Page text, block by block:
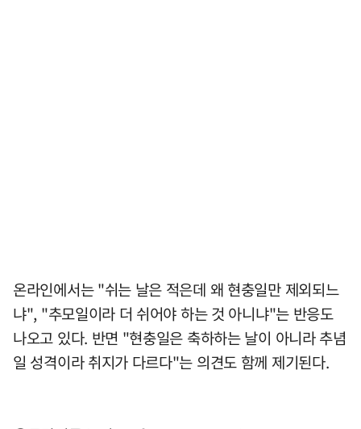
온라인에서는 "쉬는 날은 적은데 왜 현충일만 제외되느
냐", "추모일이라 더 쉬어야 하는 것 아니냐"는 반응도
나오고 있다. 반면 "현충일은 축하하는 날이 아니라 추념
일 성격이라 취지가 다르다"는 의견도 함께 제기된다.